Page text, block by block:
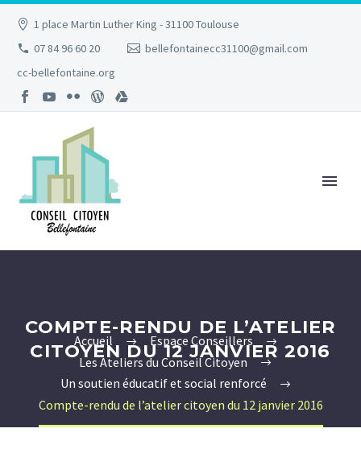
1 place Martin Luther King - 31100 Toulouse
07 84 96 60 20
bellefontainecc31100@gmail.com
cc-bellefontaine.org
COMPTE-RENDU DE L’ATELIER
CITOYEN DU 12 JANVIER 2016
Accueil
Espace Conseillers
Les Ateliers du Conseil Citoyen
Un soutien éducatif et social renforcé
Compte-rendu de l’atelier citoyen du 12 janvier 2016